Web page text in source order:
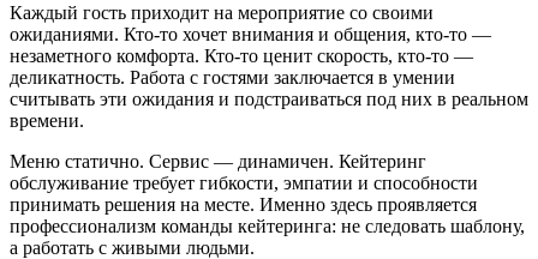
Каждый гость приходит на мероприятие со своими
ожиданиями. Кто-то хочет внимания и общения, кто-то —
незаметного комфорта. Кто-то ценит скорость, кто-то —
деликатность. Работа с гостями заключается в умении
считывать эти ожидания и подстраиваться под них в реальном
времени.
Меню статично. Сервис — динамичен. Кейтеринг
обслуживание требует гибкости, эмпатии и способности
принимать решения на месте. Именно здесь проявляется
профессионализм команды кейтеринга: не следовать шаблону,
а работать с живыми людьми.